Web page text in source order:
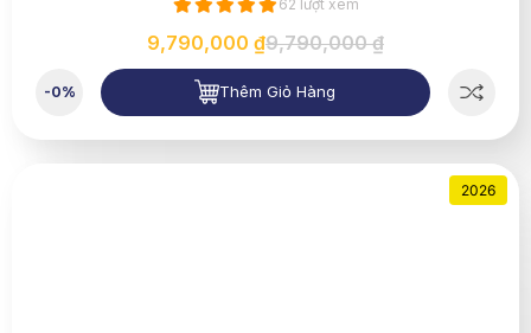
62 lượt xem
9,790,000 ₫9,790,000 ₫
-0% Thêm Giỏ Hàng
2026